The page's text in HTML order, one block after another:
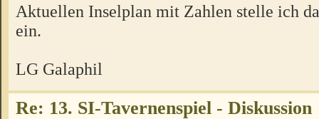
Aktuellen Inselplan mit Zahlen stelle ich
ein.
LG Galaphil
Re: 13. SI-Tavernenspiel - Diskussion